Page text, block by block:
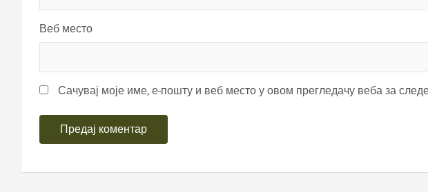
Веб место
Сачувај моје име, е-пошту и веб место у овом прегледачу веба за